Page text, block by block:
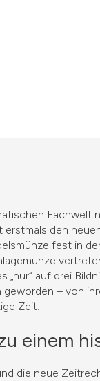
den
fest in
auf drei
– von
Zeit.
einem
die neue